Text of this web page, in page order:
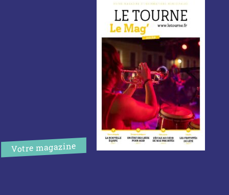
Votre magazine